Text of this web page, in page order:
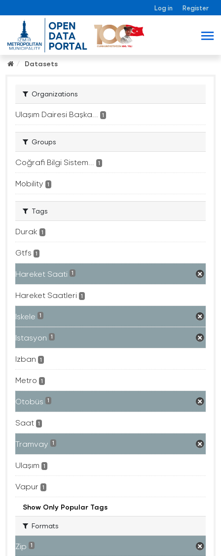
Log in Register
Datasets
Organizations
Ulaşım Dairesi Başka... 1
Groups
Coğrafi Bilgi Sistem... 1
Mobility 1
Tags
Durak 1
Gtfs 1
Hareket Saati 1
Hareket Saatleri 1
Iskele 1
Istasyon 1
Izban 1
Metro 1
Otobüs 1
Saat 1
Tramvay 1
Ulaşım 1
Vapur 1
Show Only Popular Tags
Formats
Zip 1